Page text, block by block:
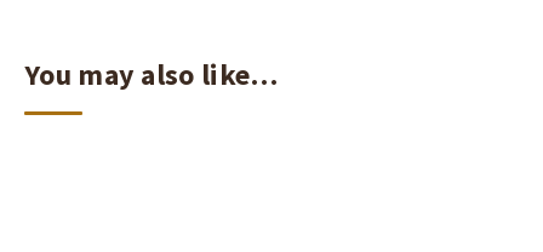
You may also like…